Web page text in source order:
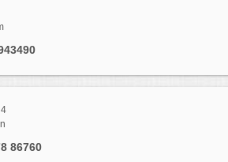
86760